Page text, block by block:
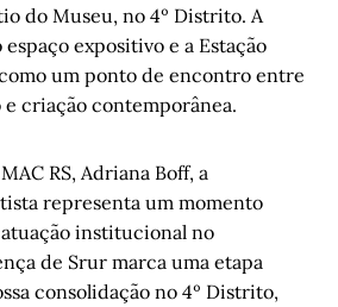
do Museu, no 4º Distrito. A
expositivo e a Estação
um ponto de encontro entre
criação contemporânea.
RS, Adriana Boff, a
representa um momento
institucional no
de Srur marca uma etapa
consolidação no 4º Distrito,